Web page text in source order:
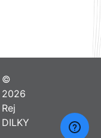
©
2026
Rej
DILKY